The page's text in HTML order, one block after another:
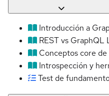
Introducción a
REST vs GraphQL
Conceptos core
Introspección y
Test de